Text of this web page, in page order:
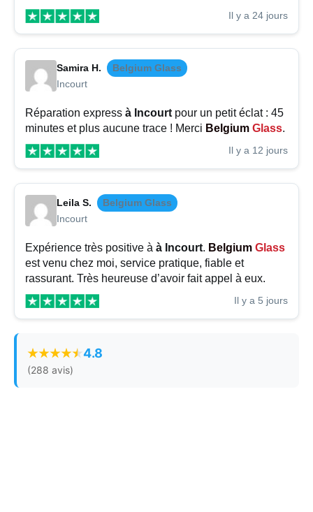
Il y a 24 jours
Samira H.
Belgium Glass
Incourt
Réparation express à Incourt pour un petit éclat : 45
minutes et plus aucune trace ! Merci Belgium Glass.
Il y a 12 jours
Leila S.
Belgium Glass
Incourt
Expérience très positive à à Incourt. Belgium Glass
est venu chez moi, service pratique, fiable et
rassurant. Très heureuse d’avoir fait appel à eux.
Il y a 5 jours
4.8
(288 avis)